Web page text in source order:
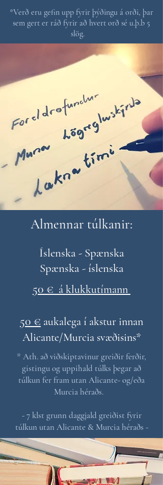
Almennar túlkanir:
Íslenska - Spænska
Spænska - íslenska
50 € á klukkutímann
50 € aukalega í akstur innan
Alicante/Murcia svæðisins*
* Ath. að viðskiptavinur greiðir ferðir,
gistingu og uppihald túlks þegar að
túlkun fer fram utan Alicante- og/eða
Murcia héraðs.
- 7 klst grunn daggjald greiðist fyrir
túlkun utan Alicante & Murcia héraðs -
*Verð eru gefin upp fyrir þýðingu á orði, þar
sem gert er ráð fyrir að hvert orð sé u.þ.b 5
slög.